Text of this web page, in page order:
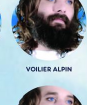
VOILIER ALPIN